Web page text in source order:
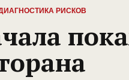
РИСКОВ